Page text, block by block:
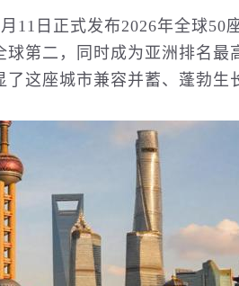
11日正式发布2026年全球50
第二，同时成为亚洲排名最
这座城市兼容并蓄、蓬勃生